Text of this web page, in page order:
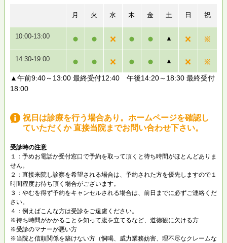
月 火 水 木 金 土 日 祝
10:00-13:00 ▲
14:30-19:00 ▲
▲午前9:40～13:00 最終受付12:40 午後14:20～18:30 最終受付
18:00
祝日は診療を行う場合あり。ホームページを確認し
ていただくか 直接当院までお問い合わせ下さい。
受診時の注意
１：予めお電話か受付窓口で予約を取って頂くと待ち時間がほとんどありま
せん。
２：直接来院し診察を希望される場合は、予約された方を優先しますので１
時間程度お待ち頂く場合がございます。
３：やむを得ず予約をキャンセルされる場合は、前日までに必ずご連絡くだ
さい。
４：例えばこんな方は受診をご遠慮ください。
※待ち時間がかかることを知って腹を立てるなど、道徳観に欠ける方
※受診のマナーが悪い方
※当院と信頼関係を築けない方（恫喝、威力業務妨害、理不尽なクレームな